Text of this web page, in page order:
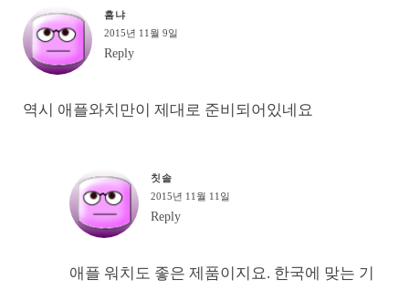
흠냐
2015년 11월 9일
Reply
역시 애플와치만이 제대로 준비되어있네요
칫솔
2015년 11월 11일
Reply
애플 워치도 좋은 제품이지요. 한국에 맞는 기